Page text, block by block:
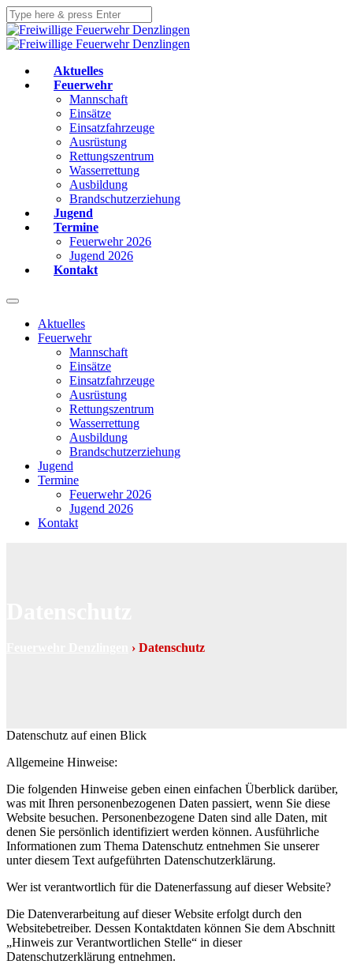
Aktuelles
Feuerwehr
Mannschaft
Einsätze
Einsatzfahrzeuge
Ausrüstung
Rettungszentrum
Wasserrettung
Ausbildung
Brandschutzerziehung
Jugend
Termine
Feuerwehr 2026
Jugend 2026
Kontakt
Aktuelles
Feuerwehr
Mannschaft
Einsätze
Einsatzfahrzeuge
Ausrüstung
Rettungszentrum
Wasserrettung
Ausbildung
Brandschutzerziehung
Jugend
Termine
Feuerwehr 2026
Jugend 2026
Kontakt
› Datenschutz
Datenschutz auf einen Blick
Allgemeine Hinweise:
Die folgenden Hinweise geben einen einfachen Überblick darüber,
was mit Ihren personenbezogenen Daten passiert, wenn Sie diese
Website besuchen. Personenbezogene Daten sind alle Daten, mit
denen Sie persönlich identifiziert werden können. Ausführliche
Informationen zum Thema Datenschutz entnehmen Sie unserer
unter diesem Text aufgeführten Datenschutzerklärung.
Wer ist verantwortlich für die Datenerfassung auf dieser Website?
Die Datenverarbeitung auf dieser Website erfolgt durch den
Websitebetreiber. Dessen Kontaktdaten können Sie dem Abschnitt
„Hinweis zur Verantwortlichen Stelle“ in dieser
Datenschutzerklärung entnehmen.